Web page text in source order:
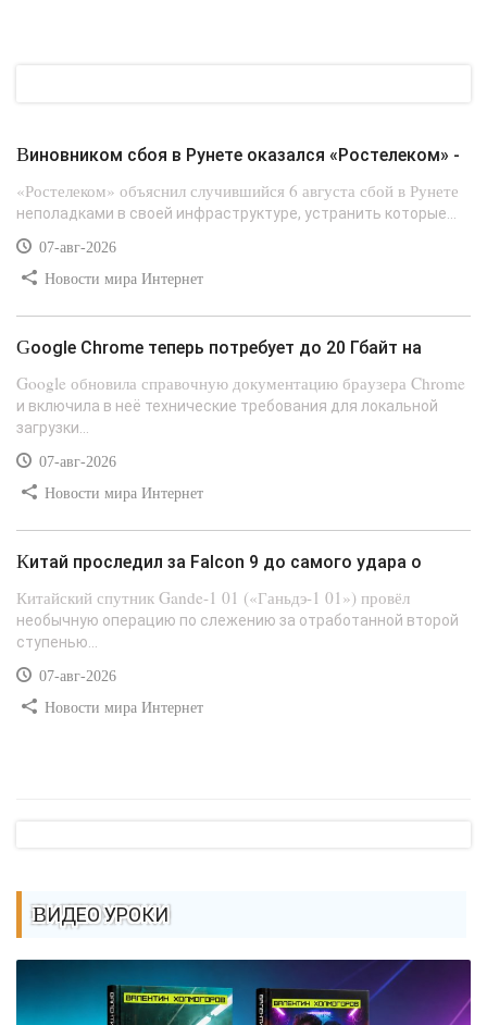
Виновником сбоя в Рунете оказался «Ростелеком» -
«Ростелеком» объяснил случившийся 6 августа сбой в Рунете
неполадками в своей инфраструктуре, устранить которые...
07-авг-2026
Новости мира Интернет
Google Chrome теперь потребует до 20 Гбайт на
Google обновила справочную документацию браузера Chrome
и включила в неё технические требования для локальной
загрузки...
07-авг-2026
Новости мира Интернет
Китай проследил за Falcon 9 до самого удара о
Китайский спутник Gande-1 01 («Ганьдэ-1 01») провёл
необычную операцию по слежению за отработанной второй
ступенью...
07-авг-2026
Новости мира Интернет
ВИДЕО УРОКИ